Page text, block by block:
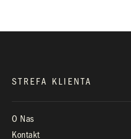
STREFA KLIENTA
O Nas
Kontakt